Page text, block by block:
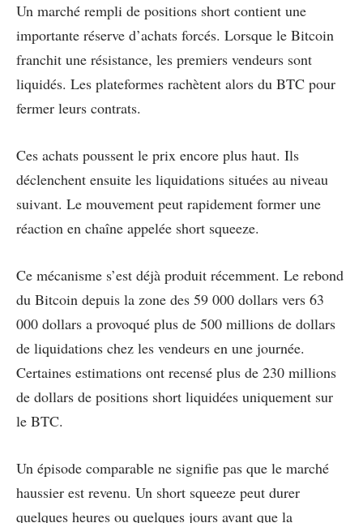
Un marché rempli de positions short contient une
importante réserve d’achats forcés. Lorsque le Bitcoin
franchit une résistance, les premiers vendeurs sont
liquidés. Les plateformes rachètent alors du BTC pour
fermer leurs contrats.
Ces achats poussent le prix encore plus haut. Ils
déclenchent ensuite les liquidations situées au niveau
suivant. Le mouvement peut rapidement former une
réaction en chaîne appelée short squeeze.
Ce mécanisme s’est déjà produit récemment. Le rebond
du Bitcoin depuis la zone des 59 000 dollars vers 63
000 dollars a provoqué plus de 500 millions de dollars
de liquidations chez les vendeurs en une journée.
Certaines estimations ont recensé plus de 230 millions
de dollars de positions short liquidées uniquement sur
le BTC.
Un épisode comparable ne signifie pas que le marché
haussier est revenu. Un short squeeze peut durer
quelques heures ou quelques jours avant que la